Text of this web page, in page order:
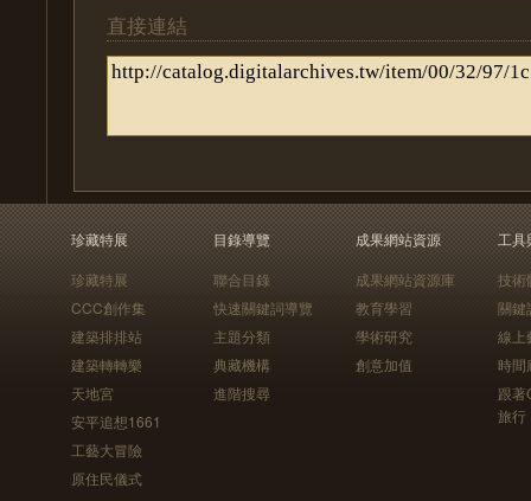
直接連結
珍藏特展
珍藏特展
CCC創作集
建築排排站
建築轉轉樂
天地宮
安平追想1661
工藝大冒險
原住民儀式
目錄導覽
聯合目錄
快速關鍵詞導覽
主題分類
典藏機構
進階搜尋
成果網站資源
成果網站資源庫
教育學習
學術研究
創意加值
工具
技術
關鍵
線上
時間
跟
旅行